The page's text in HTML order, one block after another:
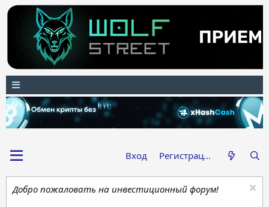
Вход Регистрация
Добро пожаловать на инвестиционный форум!